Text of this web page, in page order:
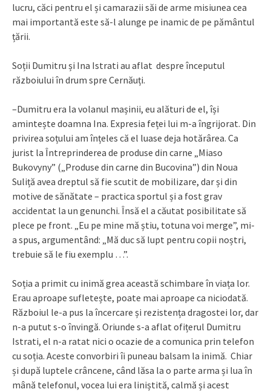
lucru, căci pentru el și camarazii săi de arme misiunea cea
mai importantă este să-l alunge pe inamic de pe pământul
țării.
Soții Dumitru și Ina Istrati au aflat despre începutul
războiului în drum spre Cernăuți.
–Dumitru era la volanul mașinii, eu alături de el, își
amintește doamna Ina. Expresia feței lui m-a îngrijorat. Din
privirea soțului am înțeles că el luase deja hotărârea. Ca
jurist la Întreprinderea de produse din carne „Miaso
Bukovyny” („Produse din carne din Bucovina”) din Noua
Suliță avea dreptul să fie scutit de mobilizare, dar și din
motive de sănătate – practica sportul și a fost grav
accidentat la un genunchi. Însă el a căutat posibilitate să
plece pe front. „Eu pe mine mă știu, totuna voi merge”, mi-
a spus, argumentând: „Mă duc să lupt pentru copii noștri,
trebuie să le fiu exemplu …”.
Soția a primit cu inimă grea această schimbare în viața lor.
Erau aproape sufletește, poate mai aproape ca niciodată.
Războiul le-a pus la încercare și rezistența dragostei lor, dar
n-a putut s-o învingă. Oriunde s-a aflat ofițerul Dumitru
Istrati, el n-a ratat nici o ocazie de a comunica prin telefon
cu soția. Aceste convorbiri îi puneau balsam la inimă. Chiar
și după luptele crâncene, când lăsa la o parte arma și lua în
mână telefonul, vocea lui era liniștită, calmă și acest